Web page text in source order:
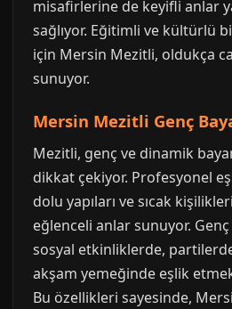
misafirlerine de keyifli anlar
sağlıyor. Eğitimli ve kültürlü
için Mersin Mezitli, oldukça
sunuyor.
Mersin Mezitli Genç
Mezitli, genç ve dinamik
dikkat çekiyor. Profesyonel
dolu yapıları ve sıcak
eğlenceli anlar sunuyor.
sosyal etkinliklerde,
akşam yemeğinde eşlik
Bu özellikleri sayesinde,